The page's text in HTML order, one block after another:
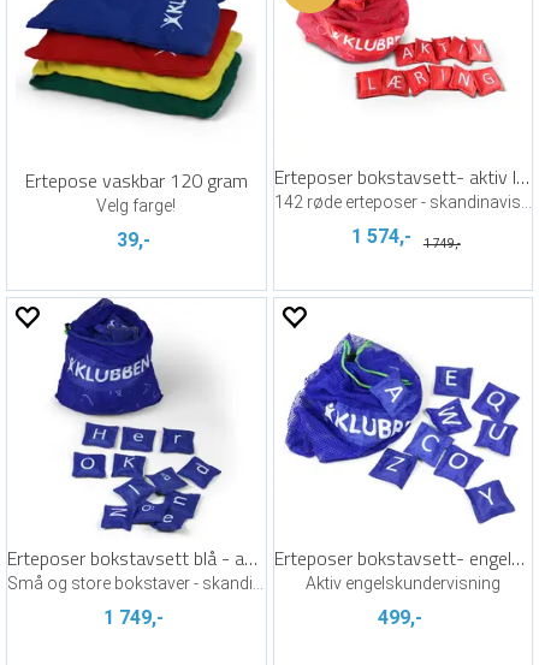
Ertepose vaskbar 120 gram
Velg farge!
39,-
Erteposer bokstavsett- aktiv læring
1 574,- 1 749,-
Erteposer bokstavsett blå - aktiv læring
1 749,-
Erteposer bokstavsett- engelsk tillegg
Aktiv engelskundervisning
499,-